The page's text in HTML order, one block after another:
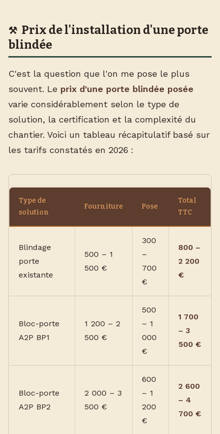
Prix de l'installation d'une porte
blindée
C'est la question que l'on me pose le plus
souvent. Le prix d'une porte blindée posée
varie considérablement selon le type de
solution, la certification et la complexité du
chantier. Voici un tableau récapitulatif basé sur
les tarifs constatés en 2026 :
Type de
solution
Fourniture Pose
Total
TTC
Blindage
porte
existante
500 – 1
500 €
300
–
700
€
800 –
2 200
€
Bloc-porte
A2P BP1
1 200 – 2
500 €
500
– 1
000
€
1 700
– 3
500 €
Bloc-porte
A2P BP2
2 000 – 3
500 €
600
– 1
200
€
2 600
– 4
700 €